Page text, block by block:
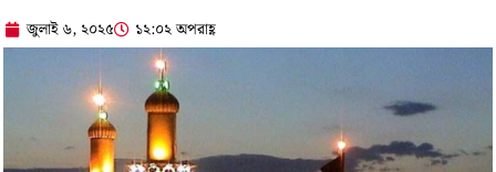
জুলাই ৬, ২০২৫ ১২:০২ অপরাহ্ণ